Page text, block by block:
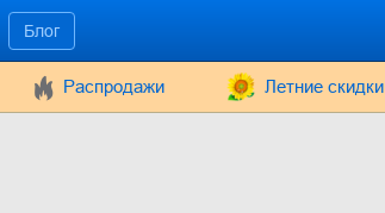
Блог
Распродажи Летние скидки